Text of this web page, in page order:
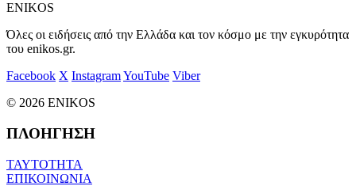
ENIKOS
Όλες οι ειδήσεις από την Ελλάδα και τον κόσμο με την εγκυρότητα
του enikos.gr.
Facebook X InstagramYouTube Viber
© 2026 ENIKOS
ΠΛΟΗΓΗΣΗ
ΤΑΥΤΟΤΗΤΑ
ΕΠΙΚΟΙΝΩΝΙΑ